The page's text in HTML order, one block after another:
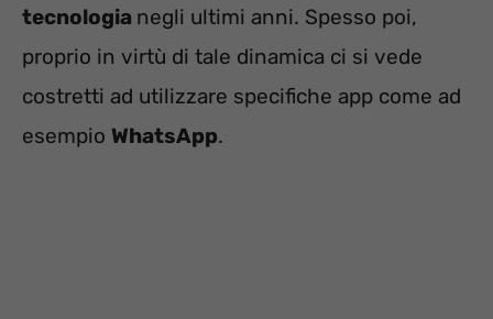
tecnologia negli ultimi anni. Spesso poi,
proprio in virtù di tale dinamica ci si vede
costretti ad utilizzare specifiche app come ad
esempio WhatsApp.